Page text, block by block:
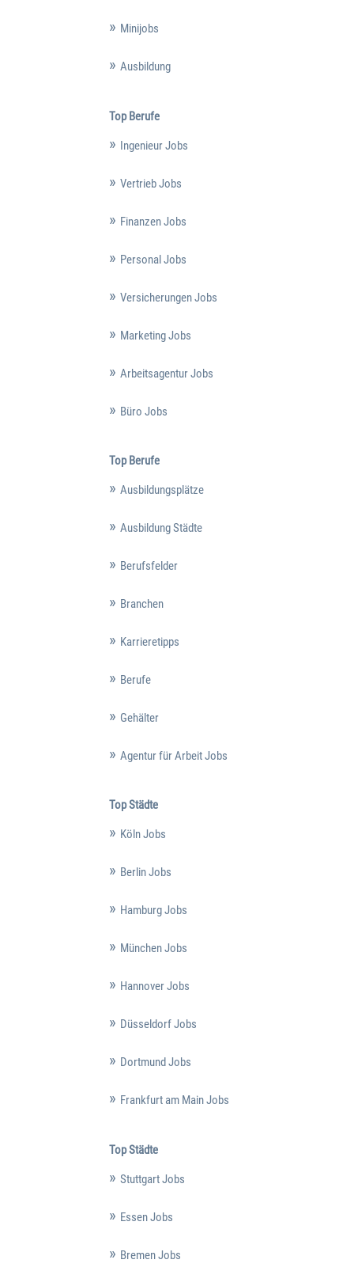
Minijobs
Ausbildung
Top Berufe
Ingenieur Jobs
Vertrieb Jobs
Finanzen Jobs
Personal Jobs
Versicherungen Jobs
Marketing Jobs
Arbeitsagentur Jobs
Büro Jobs
Top Berufe
Ausbildungsplätze
Ausbildung Städte
Berufsfelder
Branchen
Karrieretipps
Berufe
Gehälter
Agentur für Arbeit Jobs
Top Städte
Köln Jobs
Berlin Jobs
Hamburg Jobs
München Jobs
Hannover Jobs
Düsseldorf Jobs
Dortmund Jobs
Frankfurt am Main Jobs
Top Städte
Stuttgart Jobs
Essen Jobs
Bremen Jobs